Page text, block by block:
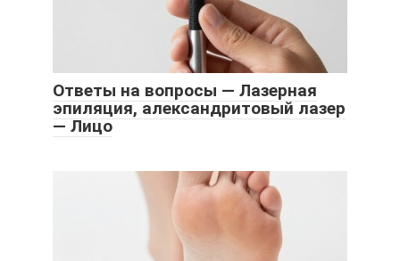
Ответы на вопросы — Лазерная
эпиляция, александритовый лазер
— Лицо